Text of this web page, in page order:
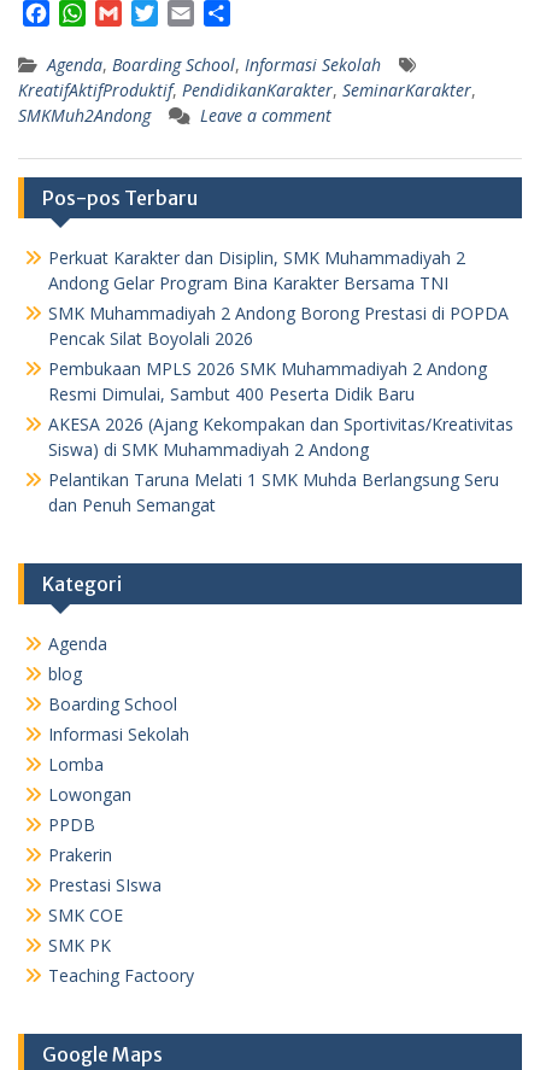
c
e
b
o
k
W
a
t
s
p
p
a
i
l
i
t
r
a
i
a
r
e
Agenda, Boarding School, Informasi Sekolah
KreatifAktifProduktif, PendidikanKarakter, SeminarKarakter,
SMKMuh2Andong
Leave a comment
Pos-pos Terbaru
Perkuat Karakter dan Disiplin, SMK Muhammadiyah 2
Andong Gelar Program Bina Karakter Bersama TNI
SMK Muhammadiyah 2 Andong Borong Prestasi di POPDA
Pencak Silat Boyolali 2026
Pembukaan MPLS 2026 SMK Muhammadiyah 2 Andong
Resmi Dimulai, Sambut 400 Peserta Didik Baru
AKESA 2026 (Ajang Kekompakan dan Sportivitas/Kreativitas
Siswa) di SMK Muhammadiyah 2 Andong
Pelantikan Taruna Melati 1 SMK Muhda Berlangsung Seru
dan Penuh Semangat
Kategori
Agenda
blog
Boarding School
Informasi Sekolah
Lomba
Lowongan
PPDB
Prakerin
Prestasi SIswa
SMK COE
SMK PK
Teaching Factoory
Google Maps